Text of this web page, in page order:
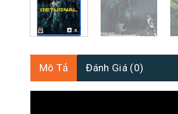
Mô Tả Đánh Giá (0)